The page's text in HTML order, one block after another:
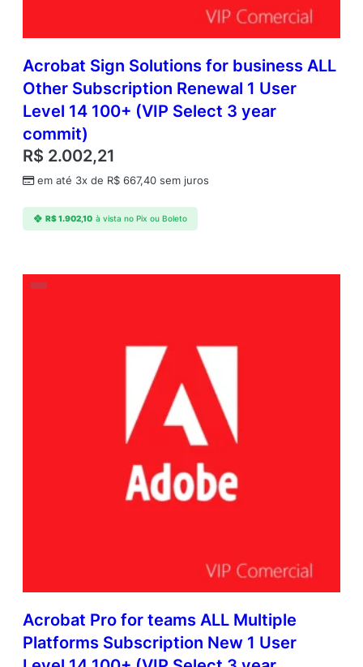
Acrobat Sign Solutions for business ALL
Other Subscription Renewal 1 User
Level 14 100+ (VIP Select 3 year
commit)
R$ 2.002,21
em até 3x de R$ 667,40 sem juros
R$1.902,10 à vista no Pix ou Boleto
Acrobat Pro for teams ALL Multiple
Platforms Subscription New 1 User